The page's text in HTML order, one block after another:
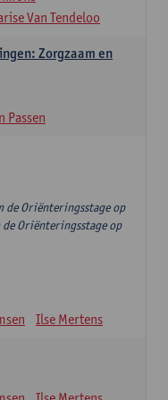
Van Tendeloo
Zorgzaam en
Passen
de Oriënteringsstage op
Oriënteringsstage op
Ilse Mertens